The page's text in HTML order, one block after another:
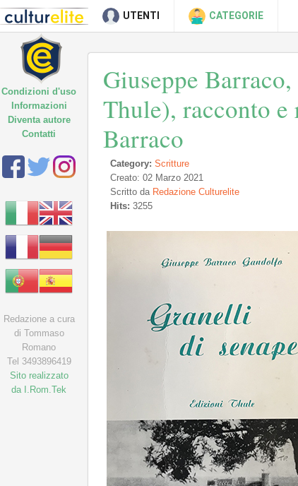
UTENTI CATEGORIE
Giuseppe
Thule), racconto
Barraco
Category: Scritture
Creato: 02 Marzo 2021
Scritto da Redazione Culturelite
Hits: 3255
Condizioni d'uso
Informazioni
Diventa autore
Contatti
Redazione a cura
di Tommaso
Romano
Tel 3493896419
Sito realizzato
da I.Rom.Tek